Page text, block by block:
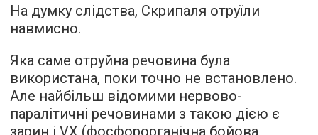
На думку слідства, Скрипаля отруїли
навмисно.
Яка саме отруйна речовина була
використана, поки точно не встановлено.
Але найбільш відомими нервово-
паралітичні речовинами з такою дією є
зарин і VX (фосфорорганічна бойова